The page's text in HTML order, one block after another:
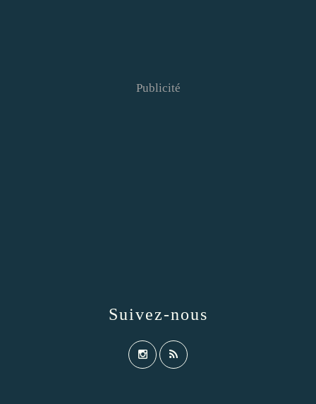
Publicité
Suivez-nous